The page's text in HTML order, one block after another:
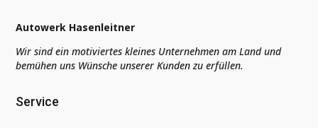
Autowerk Hasenleitner
Wir sind ein motiviertes kleines Unternehmen am Land und
bemühen uns Wünsche unserer Kunden zu erfüllen.
Service